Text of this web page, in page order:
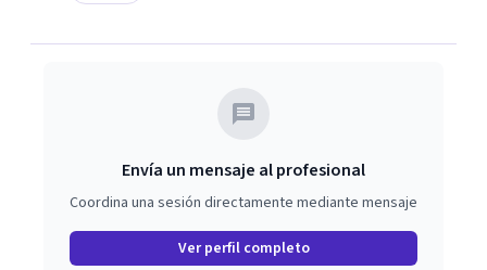
Envía un mensaje al profesional
Coordina una sesión directamente mediante mensaje
Ver perfil completo